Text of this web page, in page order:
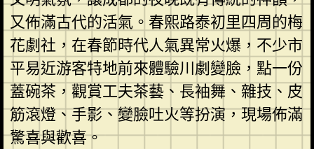
又佈滿古代的活氣。春熙路泰初里四周的梅
花劇社，在春節時代人氣異常火爆，不少市
平易近游客特地前來體驗川劇變臉，點一份
蓋碗茶，觀賞工夫茶藝、長袖舞、雜技、皮
筋滾燈、手影、變臉吐火等扮演，現場佈滿
驚喜與歡喜。